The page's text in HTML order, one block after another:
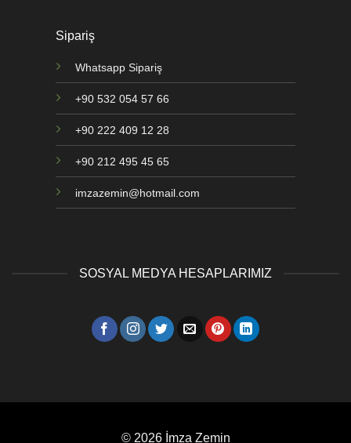
Sipariş
Whatsapp Sipariş
+90 532 054 57 66
+90 222 409 12 28
+90 212 495 45 65
imzazemin@hotmail.com
SOSYAL MEDYA HESAPLARIMIZ
© 2026 İmza Zemin